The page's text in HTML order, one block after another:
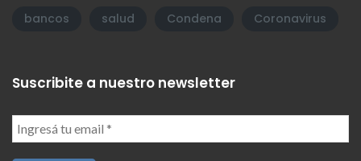
bancos
salud Condena Coronavirus
Suscribite a nuestro newsletter